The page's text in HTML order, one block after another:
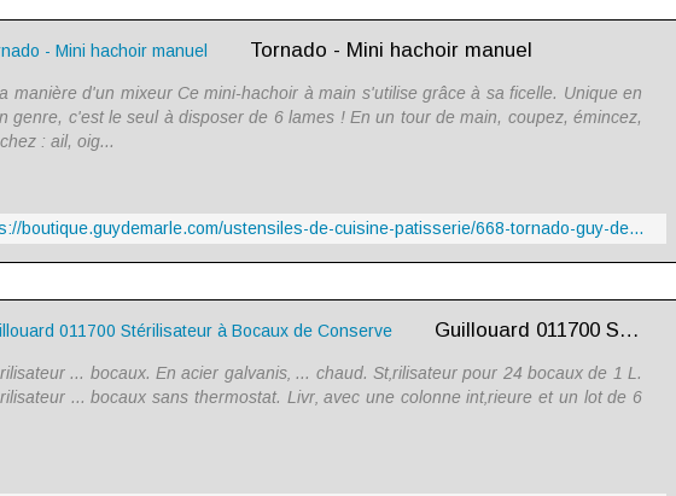
Tornado - Mini hachoir manuel
manière d'un mixeur Ce mini-hachoir à main s'utilise grâce à sa ficelle. Unique en
genre, c'est le seul à disposer de 6 lames ! En un tour de main, coupez, émincez,
: ail, oig...
https://boutique.guydemarle.com/ustensiles-de-cuisine-patisserie/668-tornado-guy-demarle.html
Guillouard 011700 Stérilisateur à Bocaux de Conserve
... bocaux. En acier galvanis‚ ... chaud. St‚rilisateur pour 24 bocaux de 1 L.
... bocaux sans thermostat. Livr‚ avec une colonne int‚rieure et un lot de 6